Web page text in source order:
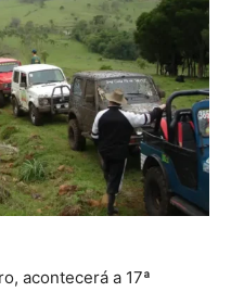
acontecerá a 17ª